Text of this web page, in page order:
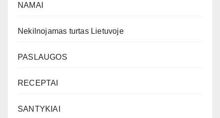
NAMAI
Nekilnojamas turtas Lietuvoje
PASLAUGOS
RECEPTAI
SANTYKIAI